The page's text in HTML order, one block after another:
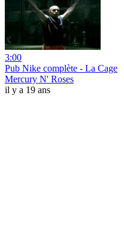
3:00
Pub Nike complète - La Cage
Mercury N' Roses
il y a 19 ans